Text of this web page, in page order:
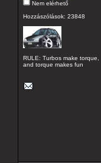
Nem elérhető
Hozzászólások: 23848
RULE: Turbos make torque,
and torque makes fun